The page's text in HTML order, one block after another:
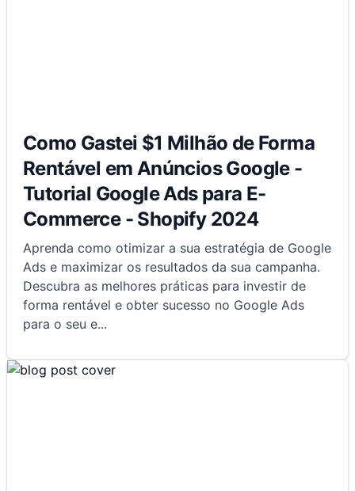
Como Gastei $1 Milhão de Forma
Rentável em Anúncios Google -
Tutorial Google Ads para E-
Commerce - Shopify 2024
Aprenda como otimizar a sua estratégia de Google
Ads e maximizar os resultados da sua campanha.
Descubra as melhores práticas para investir de
forma rentável e obter sucesso no Google Ads
para o seu e...